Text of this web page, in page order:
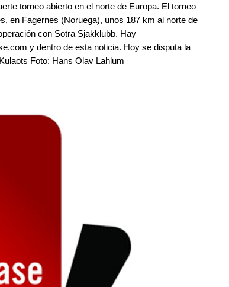
torneo abierto en el norte de Europa. El torneo
en Fagernes (Noruega), unos 187 km al norte de
con Sotra Sjakklubb. Hay
y dentro de esta noticia. Hoy se disputa la
Foto: Hans Olav Lahlum